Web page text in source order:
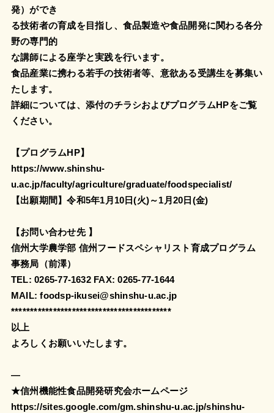
発）ができ
る技術者の育成を目指し、食品製造や食品開発に関わる各分
野の専門的
な講師による座学と実践を行います。
食品産業に携わる若手の技術者等、意欲ある受講生を募集い
たします。
詳細については、添付のチラシおよびプログラムHPをご覧
ください。
【プログラムHP】
https://www.shinshu-
u.ac.jp/faculty/agriculture/graduate/foodspecialist/
【出願期間】令和5年1月10日(火)～1月20日(金)
【お問い合わせ先 】
信州大学農学部 信州フードスペシャリスト育成プログラム
事務局（前澤）
TEL: 0265-77-1632 FAX: 0265-77-1644
MAIL: foodsp-ikusei@shinshu-u.ac.jp
******************************************
以上
よろしくお願いいたします。
—
★信州機能性食品開発研究会ホームページ
https://sites.google.com/gm.shinshu-u.ac.jp/shinshu-